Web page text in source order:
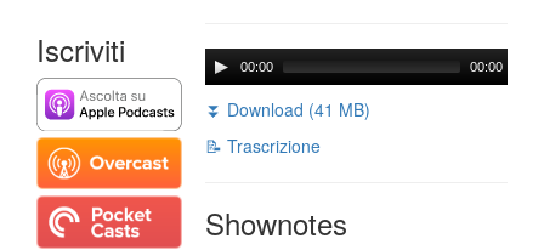
Iscriviti 00:00 00:00
⏬ Download (41 MB)
📝 Trascrizione
Shownotes